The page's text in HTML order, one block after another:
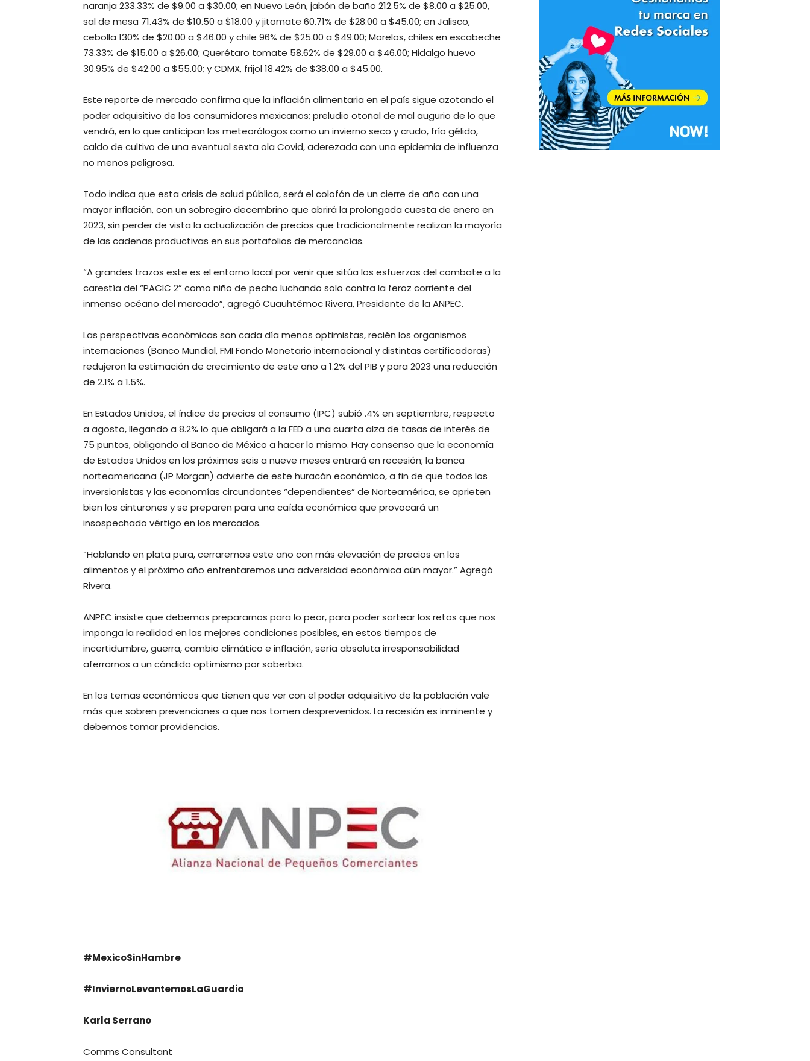
naranja 233.33% de $9.00 a $30.00; en Nuevo León, jabón de baño 212.5% de $8.00 a $25.00,
sal de mesa 71.43% de $10.50 a $18.00 y jitomate 60.71% de $28.00 a $45.00; en Jalisco,
cebolla 130% de $20.00 a $46.00 y chile 96% de $25.00 a $49.00; Morelos, chiles en escabeche
73.33% de $15.00 a $26.00; Querétaro tomate 58.62% de $29.00 a $46.00; Hidalgo huevo
30.95% de $42.00 a $55.00; y CDMX, frijol 18.42% de $38.00 a $45.00.
Este reporte de mercado confirma que la inflación alimentaria en el país sigue azotando el
poder adquisitivo de los consumidores mexicanos; preludio otoñal de mal augurio de lo que
vendrá, en lo que anticipan los meteorólogos como un invierno seco y crudo, frío gélido,
caldo de cultivo de una eventual sexta ola Covid, aderezada con una epidemia de influenza
no menos peligrosa.
Todo indica que esta crisis de salud pública, será el colofón de un cierre de año con una
mayor inflación, con un sobregiro decembrino que abrirá la prolongada cuesta de enero en
2023, sin perder de vista la actualización de precios que tradicionalmente realizan la mayoría
de las cadenas productivas en sus portafolios de mercancías.
“A grandes trazos este es el entorno local por venir que sitúa los esfuerzos del combate a la
carestía del “PACIC 2” como niño de pecho luchando solo contra la feroz corriente del
inmenso océano del mercado”, agregó Cuauhtémoc Rivera, Presidente de la ANPEC.
Las perspectivas económicas son cada día menos optimistas, recién los organismos
internaciones (Banco Mundial, FMI Fondo Monetario internacional y distintas certificadoras)
redujeron la estimación de crecimiento de este año a 1.2% del PIB y para 2023 una reducción
de 2.1% a 1.5%.
En Estados Unidos, el índice de precios al consumo (IPC) subió .4% en septiembre, respecto
a agosto, llegando a 8.2% lo que obligará a la FED a una cuarta alza de tasas de interés de
75 puntos, obligando al Banco de México a hacer lo mismo. Hay consenso que la economía
de Estados Unidos en los próximos seis a nueve meses entrará en recesión; la banca
norteamericana (JP Morgan) advierte de este huracán económico, a fin de que todos los
inversionistas y las economías circundantes “dependientes” de Norteamérica, se aprieten
bien los cinturones y se preparen para una caída económica que provocará un
insospechado vértigo en los mercados.
“Hablando en plata pura, cerraremos este año con más elevación de precios en los
alimentos y el próximo año enfrentaremos una adversidad económica aún mayor.” Agregó
Rivera.
ANPEC insiste que debemos prepararnos para lo peor, para poder sortear los retos que nos
imponga la realidad en las mejores condiciones posibles, en estos tiempos de
incertidumbre, guerra, cambio climático e inflación, sería absoluta irresponsabilidad
aferrarnos a un cándido optimismo por soberbia.
En los temas económicos que tienen que ver con el poder adquisitivo de la población vale
más que sobren prevenciones a que nos tomen desprevenidos. La recesión es inminente y
debemos tomar providencias.
#MexicoSinHambre
#InviernoLevantemosLaGuardia
Karla Serrano
Comms Consultant